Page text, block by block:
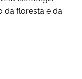
da floresta e da